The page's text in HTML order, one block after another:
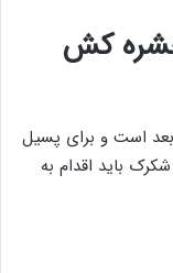
کش
بعد است و برای پسیل
باید اقدام به